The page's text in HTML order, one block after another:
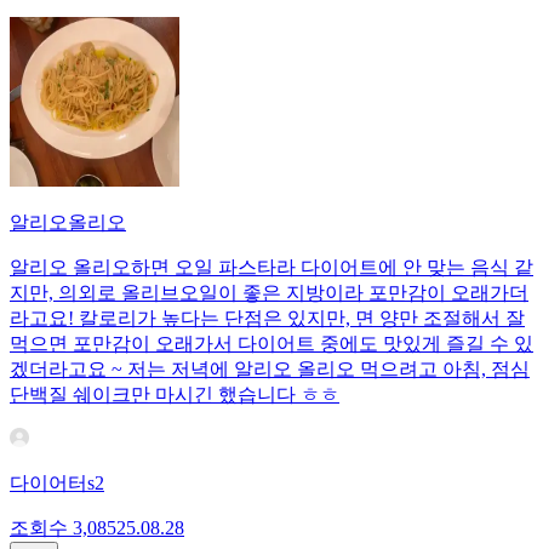
알리오올리오
알리오 올리오하면 오일 파스타라 다이어트에 안 맞는 음식 같
지만, 의외로 올리브오일이 좋은 지방이라 포만감이 오래가더
라고요! 칼로리가 높다는 단점은 있지만, 면 양만 조절해서 잘
먹으면 포만감이 오래가서 다이어트 중에도 맛있게 즐길 수 있
겠더라고요 ~ 저는 저녁에 알리오 올리오 먹으려고 아침, 점심
단백질 쉐이크만 마시긴 했습니다 ㅎㅎ
다이어터s2
조회수 3,08525.08.28